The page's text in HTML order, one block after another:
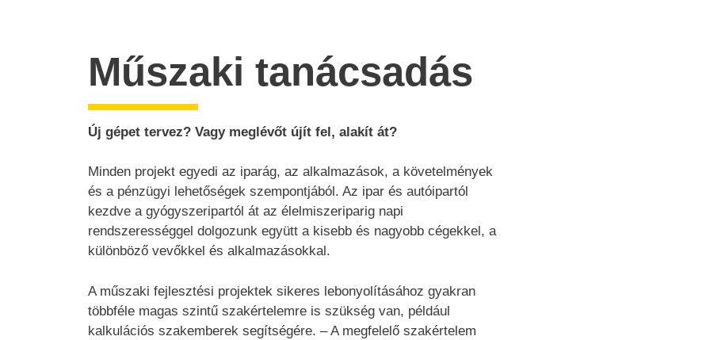
Műszaki tanácsadás
Új gépet tervez? Vagy meglévőt újít fel, alakít át?
Minden projekt egyedi az iparág, az alkalmazások, a követelmények
és a pénzügyi lehetőségek szempontjából. Az ipar és autóipartól
kezdve a gyógyszeripartól át az élelmiszeriparig napi
rendszerességgel dolgozunk együtt a kisebb és nagyobb cégekkel, a
különböző vevőkkel és alkalmazásokkal.
A műszaki fejlesztési projektek sikeres lebonyolításához gyakran
többféle magas szintű szakértelemre is szükség van, például
kalkulációs szakemberek segítségére. – A megfelelő szakértelem